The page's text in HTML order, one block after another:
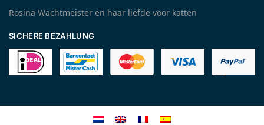
Rosina Wachtmeister en haar liefde voor katten
SICHERE BEZAHLUNG